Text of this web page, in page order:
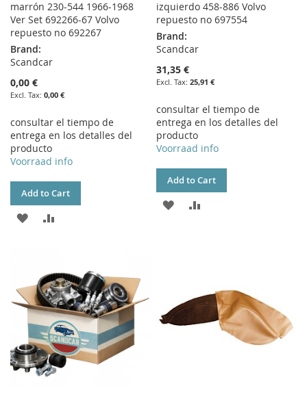
marrón 230-544 1966-1968
Ver Set 692266-67 Volvo
repuesto no 692267
Brand:
Scandcar
0,00 €
0,00 €
consultar el tiempo de
entrega en los detalles del
producto
Voorraad info
Add to Cart
ADD
LIST
izquierdo 458-886 Volvo
repuesto no 697554
Brand:
Scandcar
31,35 €
25,91 €
consultar el tiempo de
entrega en los detalles del
producto
Voorraad info
Add to Cart
ADD